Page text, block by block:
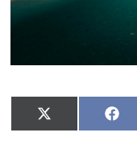
Compartir
en
X
(Twitter) en